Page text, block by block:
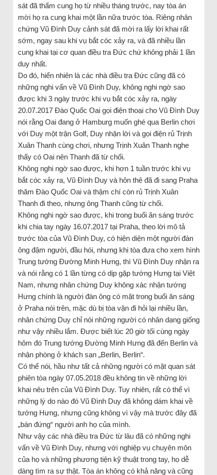
sát đã thẩm cung họ từ nhiều tháng trước, nay tòa án
mời họ ra cung khai một lần nữa trước tòa. Riêng nhân
chứng Vũ Đình Duy cảnh sát đã mời ra lấy lời khai rất
sớm, ngay sau khi vụ bắt cóc xảy ra, và đã nhiều lần
cung khai tại cơ quan điều tra Đức chứ không phải 1 lần
duy nhất.
Do đó, hiển nhiên là các nhà điều tra Đức cũng đã có
những nghi vấn về Vũ Đình Duy, không nghi ngờ sao
được khi 3 ngày trước khi vụ bắt cóc xảy ra, ngày
20.07.2017 Đào Quốc Oai gọi điện thoại cho Vũ Đình Duy
nói rằng Oai đang ở Hamburg muốn ghé qua Berlin chơi
với Duy một trận Golf, Duy nhận lời và gọi điện rủ Trịnh
Xuân Thanh cùng chơi, nhưng Trịnh Xuân Thanh nghe
thấy có Oai nên Thanh đã từ chối.
Không nghi ngờ sao được, khi hơn 1 tuần trước khi vụ
bắt cóc xảy ra, Vũ Đình Duy và hôn thê đã đi sang Praha
thăm Đào Quốc Oai và thậm chí còn rủ Trịnh Xuân
Thanh đi theo, nhưng ông Thanh cũng từ chối.
Không nghi ngờ sao được, khi trong buổi ăn sáng trước
khi chia tay ngày 16.07.2017 tại Praha, theo lời mô tả
trước tòa của Vũ Đình Duy, có hiện diện một người đàn
ông đậm người, đầu hói, nhưng khi tòa đưa cho xem hình
Trung tướng Đường Minh Hưng, thì Vũ Đình Duy nhận ra
và nói rằng có 1 lần từng có dịp gặp tướng Hưng tại Việt
Nam, nhưng nhân chứng Duy không xác nhận tướng
Hưng chính là người đàn ông có mặt trong buổi ăn sáng
ở Praha nói trên, mặc dù bị tòa vặn đi hỏi lại nhiều lần,
nhân chứng Duy chỉ nói những người có nhân dạng giống
như vậy nhiều lắm. Được biết lúc 20 giờ tối cùng ngày
hôm đó Trung tướng Đường Minh Hưng đã đến Berlin và
nhận phòng ở khách sạn „Berlin, Berlin“.
Có thể nói, hầu như tất cả những người có mặt quan sát
phiên tòa ngày 07.05.2018 đều không tin về những lời
khai nêu trên của Vũ Đình Duy. Tuy nhiên, rất có thể vì
những lý do nào đó Vũ Đình Duy đã không dám khai về
tướng Hưng, nhưng cũng không vì vậy mà trước đây đã
„bán đứng“ người anh họ của mình.
Như vậy các nhà điều tra Đức từ lâu đã có những nghi
vấn về Vũ Đình Duy, nhưng với nghiệp vụ chuyên môn
của họ và những phương tiện kỹ thuật trong tay, họ dễ
dàng tìm ra sự thật. Tòa án không có khả năng và cũng